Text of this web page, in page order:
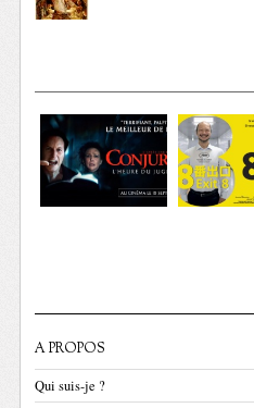
A PROPOS
Qui suis-je ?